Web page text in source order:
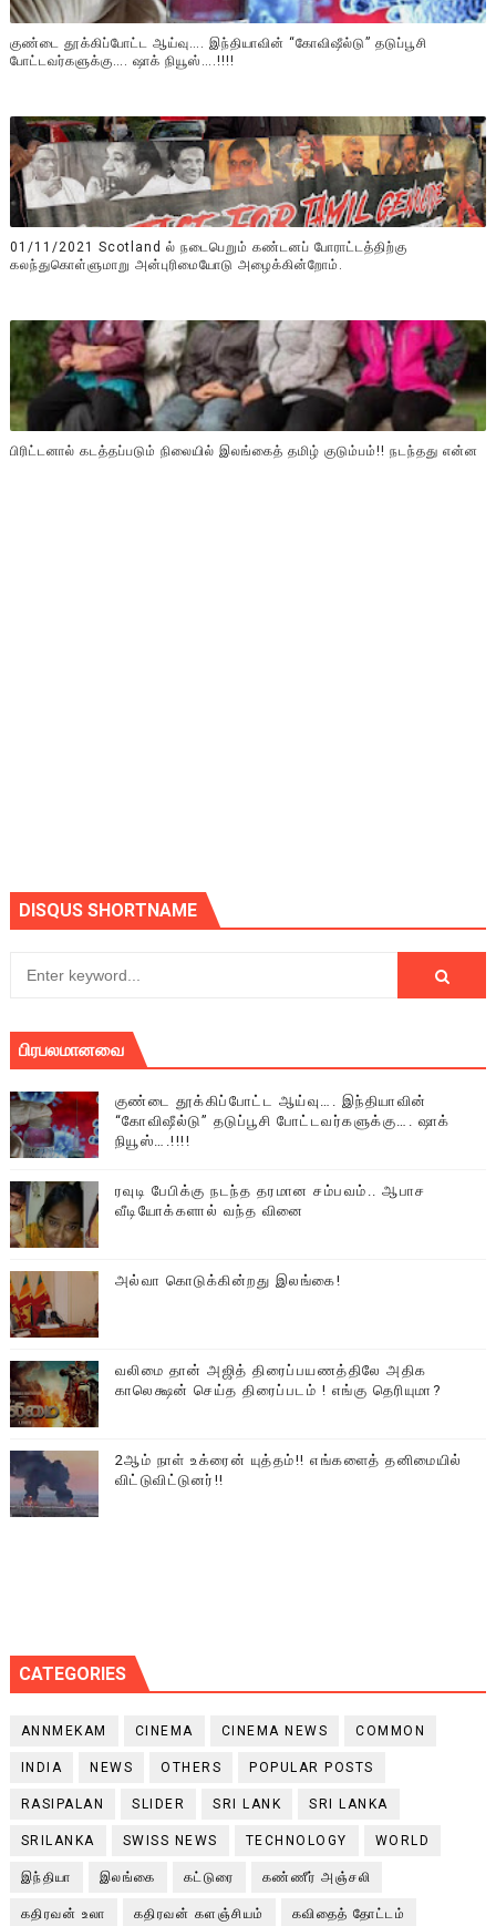
குண்டை தூக்கிப்போட்ட ஆய்வு…. இந்தியாவின் “கோவிஷீல்டு” தடுப்பூசி
போட்டவர்களுக்கு…. ஷாக் நியூஸ்….!!!!
01/11/2021 Scotland ல் நடைபெறும் கண்டனப் போராட்டத்திற்கு
கலந்துகொள்ளுமாறு அன்புரிமையோடு அழைக்கின்றோம்.
பிரிட்டனால் கடத்தப்படும் நிலையில் இலங்கைத் தமிழ் குடும்பம்!! நடந்தது என்ன
DISQUS SHORTNAME
பிரபலமானவை
குண்டை தூக்கிப்போட்ட ஆய்வு…. இந்தியாவின்
“கோவிஷீல்டு” தடுப்பூசி போட்டவர்களுக்கு…. ஷாக்
நியூஸ்….!!!!
ரவுடி பேபிக்கு நடந்த தரமான சம்பவம்.. ஆபாச
வீடியோக்களால் வந்த வினை
அல்வா கொடுக்கின்றது இலங்கை!
வலிமை தான் அஜித் திரைப்பயணத்திலே அதிக
காலெக்ஷன் செய்த திரைப்படம் ! எங்கு தெரியுமா?
2ஆம் நாள் உக்ரைன் யுத்தம்!! எங்களைத் தனிமையில்
விட்டுவிட்டுனர்!!
CATEGORIES
ANNMEKAM CINEMA CINEMA NEWS COMMON
INDIA NEWS OTHERS POPULAR POSTS
RASIPALAN SLIDER SRI LANK SRI LANKA
SRILANKA SWISS NEWS TECHNOLOGY WORLD
இந்தியா இலங்கை கட்டுரை கண்ணீர் அஞ்சலி
கதிரவன் உலா கதிரவன் களஞ்சியம் கவிதைத் தோட்டம்